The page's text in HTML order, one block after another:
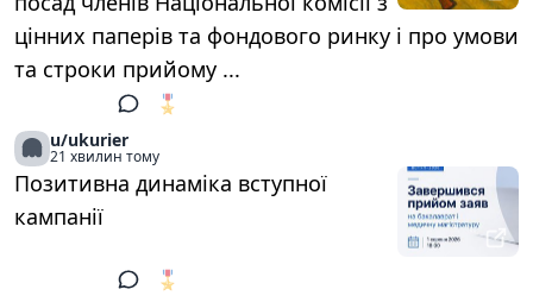
цінних паперів та фондового ринку і про умови
та строки прийому ...
🎖️
u/ukurier
21 хвилин тому
Позитивна динаміка вступної
кампанії
🎖️